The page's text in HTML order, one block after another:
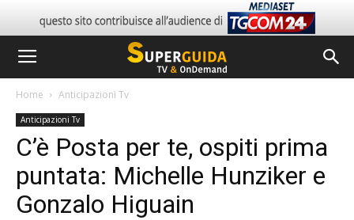
Home Anticipazioni Tv
Anticipazioni Tv
C’è Posta per te, ospiti prima
puntata: Michelle Hunziker e
Gonzalo Higuain